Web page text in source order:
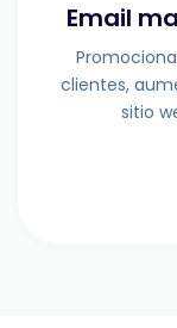
Email
clientes,
sitio